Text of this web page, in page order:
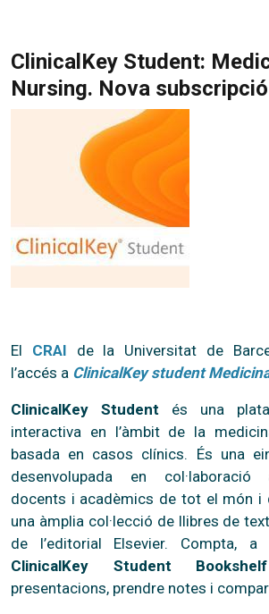
ClinicalKey Student:
Nursing. Nova subscripció
El CRAI de la Universitat de
l’accés a ClinicalKey student
ClinicalKey Student és una
interactiva en l’àmbit de la
basada en casos clínics. És una
desenvolupada en col·laboració
docents i acadèmics de tot el món i
una àmplia col·lecció de llibres de
de l’editorial Elsevier. Compta, a
ClinicalKey Student Bookshelf
presentacions, prendre notes i